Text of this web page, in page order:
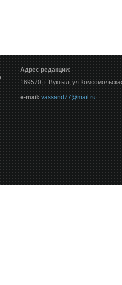
Адрес редакции:
169570, г. Вуктыл,
е-mail: vassand77@mail.ru